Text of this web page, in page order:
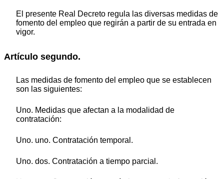
El presente Real Decreto regula las diversas medidas de
fomento del empleo que regirán a partir de su entrada en
vigor.
Artículo segundo.
Las medidas de fomento del empleo que se establecen
son las siguientes:
Uno. Medidas que afectan a la modalidad de
contratación:
Uno. uno. Contratación temporal.
Uno. dos. Contratación a tiempo parcial.